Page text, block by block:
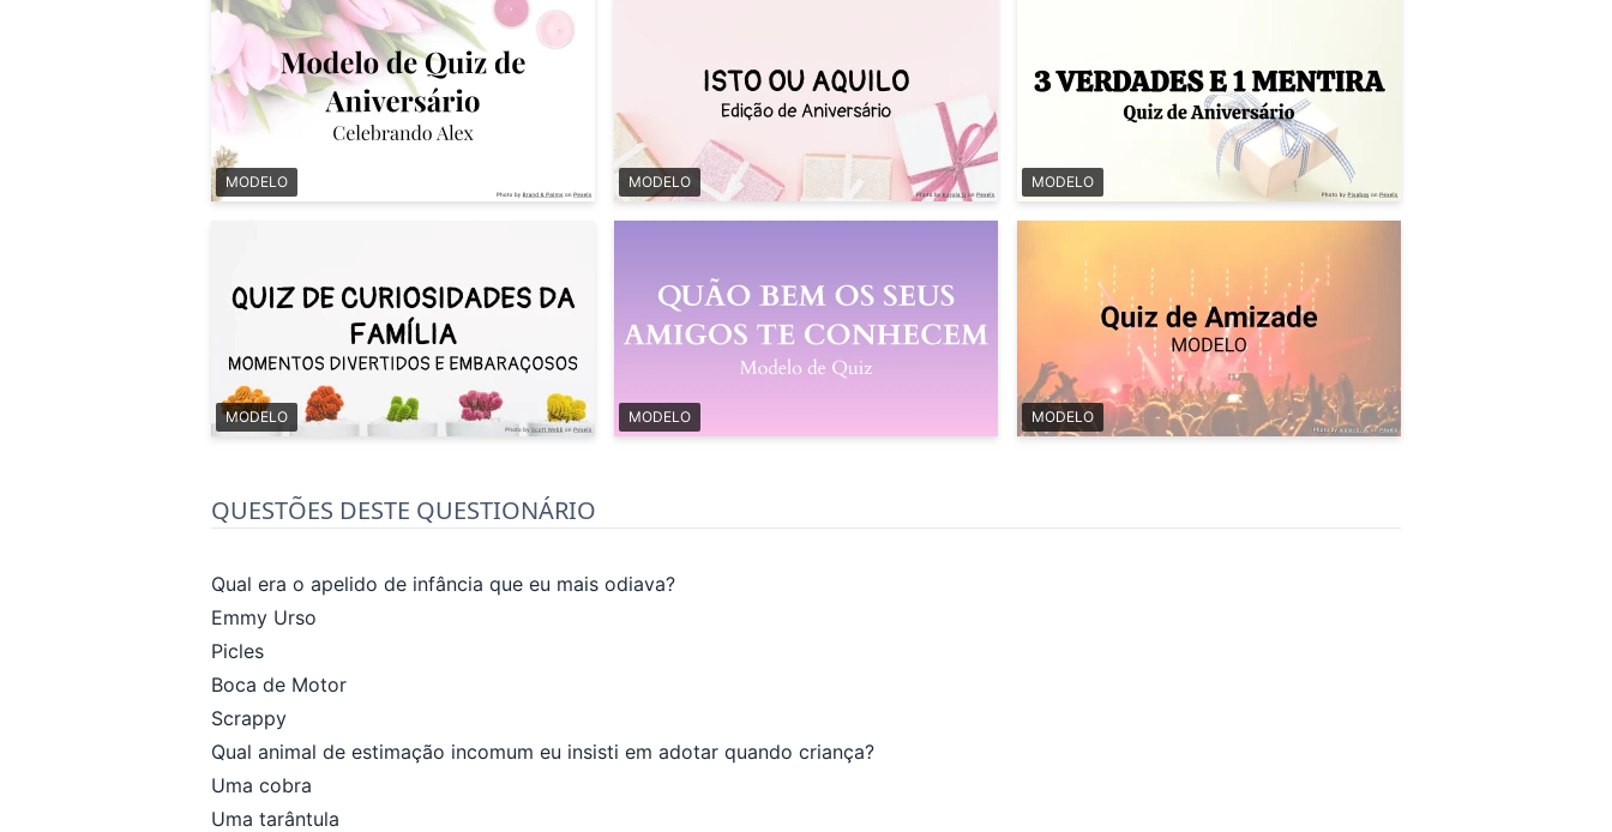
MODELO MODELO MODELO
MODELO MODELO MODELO
QUESTÕES DESTE QUESTIONÁRIO
Qual era o apelido de infância que eu mais odiava?
Emmy Urso
Picles
Boca de Motor
Scrappy
Qual animal de estimação incomum eu insisti em adotar quando criança?
Uma cobra
Uma tarântula